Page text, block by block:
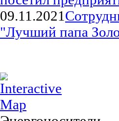
09.11.2021
"Лучший папа